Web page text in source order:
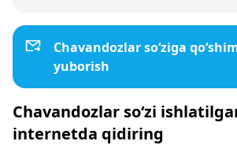
Chavandozlar so‘ziga
yuborish
Chavandozlar so‘zi
internetda qidiring